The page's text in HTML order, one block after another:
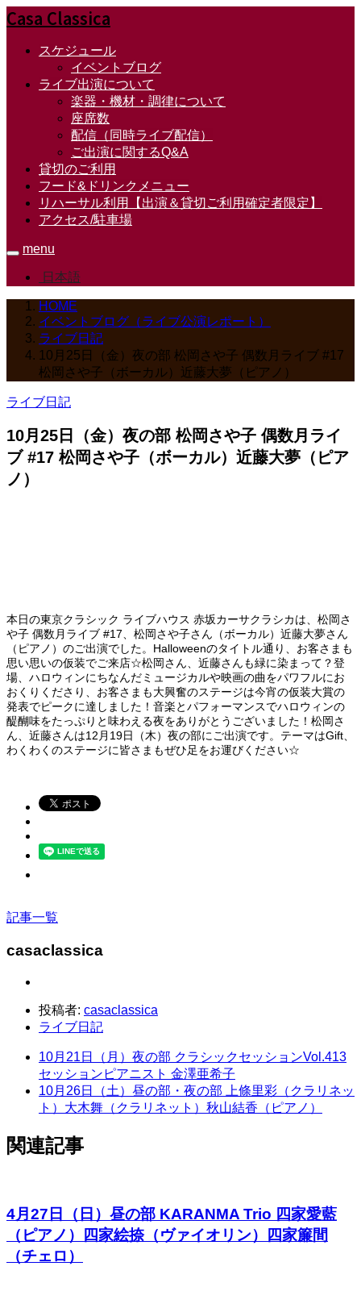
Casa Classica
スケジュール
イベントブログ
ライブ出演について
楽器・機材・調律について
座席数
配信（同時ライブ配信）
ご出演に関するQ&A
貸切のご利用
フード&ドリンクメニュー
リハーサル利用【出演＆貸切ご利用確定者限定】
アクセス/駐車場
menu
日本語
HOME
イベントブログ（ライブ公演レポート）
ライブ日記
10月25日（金）夜の部 松岡さや⼦ 偶数⽉ライブ #17
松岡さや子（ボーカル）近藤大夢（ピアノ）
ライブ日記
10月25日（金）夜の部 松岡さや⼦ 偶数⽉ライ
ブ #17 松岡さや子（ボーカル）近藤大夢（ピア
ノ）
本日の東京クラシック ライブハウス 赤坂カーサクラシカは、松岡さ
や⼦ 偶数⽉ライブ #17、松岡さや子さん（ボーカル）近藤大夢さん
（ピアノ）のご出演でした。Halloweenのタイトル通り、お客さまも
思い思いの仮装でご来店☆松岡さん、近藤さんも緑に染まって？登
場、ハロウィンにちなんだミュージカルや映画の曲をパワフルにお
おくりくださり、お客さまも大興奮のステージは今宵の仮装大賞の
発表でピークに達しました！音楽とパフォーマンスでハロウィンの
醍醐味をたっぷりと味わえる夜をありがとうございました！松岡さ
ん、近藤さんは12月19日（木）夜の部にご出演です。テーマはGift、
わくわくのステージに皆さまもぜひ足をお運びください☆
記事一覧
casaclassica
投稿者: casaclassica
ライブ日記
10月21日（月）夜の部 クラシックセッションVol.413
セッションピアニスト 金澤亜希子
10月26日（土）昼の部・夜の部 上條里彩（クラリネッ
ト）大木舞（クラリネット）秋山結香（ピアノ）
関連記事
4月27日（日）昼の部 KARANMA Trio 四家愛藍
（ピアノ）四家絵捺（ヴァイオリン）四家簾間
（チェロ）